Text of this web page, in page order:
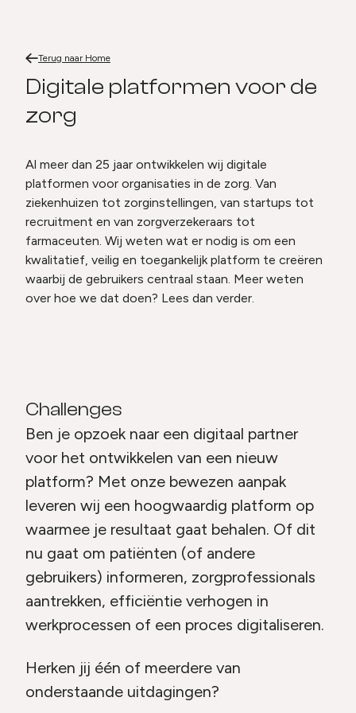
Terug naar Home
Digitale platformen voor de zorg
Digitale platformen voor de
Digitale platformen voor de
zorg
Al meer dan 25 jaar ontwikkelen wij digitale
platformen voor organisaties in de zorg. Van
ziekenhuizen tot zorginstellingen, van startups tot
recruitment en van zorgverzekeraars tot
farmaceuten. Wij weten wat er nodig is om een
kwalitatief, veilig en toegankelijk platform te creëren
waarbij de gebruikers centraal staan. Meer weten
over hoe we dat doen? Lees dan verder.
Challenges
Ben je opzoek naar een digitaal partner
voor het ontwikkelen van een nieuw
platform? Met onze bewezen aanpak
leveren wij een hoogwaardig platform op
waarmee je resultaat gaat behalen. Of dit
nu gaat om patiënten (of andere
gebruikers) informeren, zorgprofessionals
aantrekken, efficiëntie verhogen in
werkprocessen of een proces digitaliseren.
Herken jij één of meerdere van
onderstaande uitdagingen?